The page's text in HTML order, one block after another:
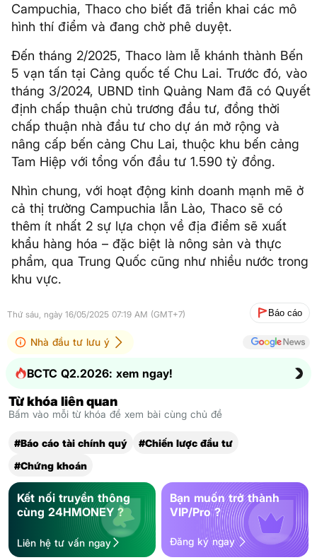
Campuchia, Thaco cho biết đã triển khai các mô
hình thí điểm và đang chờ phê duyệt.
Đến tháng 2/2025, Thaco làm lễ khánh thành Bến
5 vạn tấn tại Cảng quốc tế Chu Lai. Trước đó, vào
tháng 3/2024, UBND tỉnh Quảng Nam đã có Quyết
định chấp thuận chủ trương đầu tư, đồng thời
chấp thuận nhà đầu tư cho dự án mở rộng và
nâng cấp bến cảng Chu Lai, thuộc khu bến cảng
Tam Hiệp với tổng vốn đầu tư 1.590 tỷ đồng.
Nhìn chung, với hoạt động kinh doanh mạnh mẽ ở
cả thị trường Campuchia lẫn Lào, Thaco sẽ có
thêm ít nhất 2 sự lựa chọn về địa điểm sẽ xuất
khẩu hàng hóa – đặc biệt là nông sản và thực
phẩm, qua Trung Quốc cũng như nhiều nước trong
khu vực.
Thứ sáu, ngày 16/05/2025 07:19 AM (GMT+7) Báo cáo
Nhà đầu tư lưu ý
BCTC Q2.2026: xem ngay!
Từ khóa liên quan
Bấm vào mỗi từ khóa để xem bài cùng chủ đề
#Báo cáo tài chính quý
#Chiến lược đầu tư
#Chứng khoán
Kết nối truyền thông
cùng 24HMONEY ?
Liên hệ tư vấn ngay
Bạn muốn trở thành
VIP/Pro ?
Đăng ký ngay